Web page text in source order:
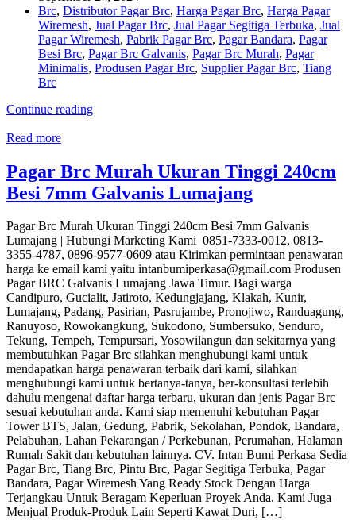
Brc, Distributor Pagar Brc, Harga Pagar Brc, Harga Pagar
Wiremesh, Jual Pagar Brc, Jual Pagar Segitiga Terbuka, Jual
Pagar Wiremesh, Pabrik Pagar Brc, Pagar Bandara, Pagar
Besi Brc, Pagar Brc Galvanis, Pagar Brc Murah, Pagar
Minimalis, Produsen Pagar Brc, Supplier Pagar Brc, Tiang
Brc
Continue reading
Read more
Pagar Brc Murah Ukuran Tinggi 240cm
Besi 7mm Galvanis Lumajang
Pagar Brc Murah Ukuran Tinggi 240cm Besi 7mm Galvanis
Lumajang | Hubungi Marketing Kami 0851-7333-0012, 0813-
3355-4787, 0896-9577-0609 atau Kirimkan permintaan penawaran
harga ke email kami yaitu intanbumiperkasa@gmail.com Produsen
Pagar BRC Galvanis Lumajang Jawa Timur. Bagi warga
Candipuro, Gucialit, Jatiroto, Kedungjajang, Klakah, Kunir,
Lumajang, Padang, Pasirian, Pasrujambe, Pronojiwo, Randuagung,
Ranuyoso, Rowokangkung, Sukodono, Sumbersuko, Senduro,
Tekung, Tempeh, Tempursari, Yosowilangun dan sekitarnya yang
membutuhkan Pagar Brc silahkan menghubungi kami untuk
mendapatkan harga penawaran terbaik dari kami, silahkan
menghubungi kami untuk bertanya-tanya, ber-konsultasi terlebih
dahulu mengenai daftar harga terbaru, ukuran dan jenis Pagar Brc
sesuai kebutuhan anda. Kami siap memenuhi kebutuhan Pagar
Tower BTS, Jalan, Gedung, Pabrik, Sekolahan, Pondok, Bandara,
Pelabuhan, Lahan Pekarangan / Perkebunan, Perumahan, Halaman
Rumah Sakit dan kebutuhan lainnya. CV. Intan Bumi Perkasa Sedia
Pagar Brc, Tiang Brc, Pintu Brc, Pagar Segitiga Terbuka, Pagar
Bandara, Pagar Wiremesh Yang Ready Stock Dengan Harga
Terjangkau Untuk Beragam Keperluan Proyek Anda. Kami Juga
Menjual Produk-Produk Lain Seperti Kawat Duri, […]